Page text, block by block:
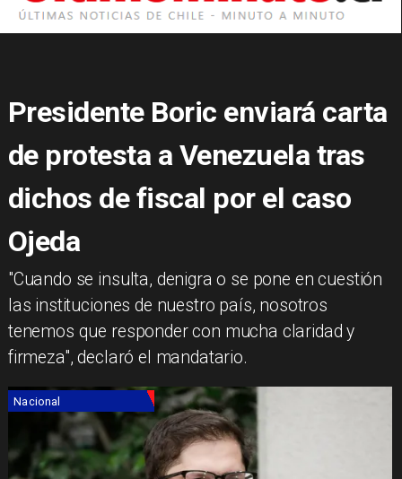
Presidente Boric enviará carta
de protesta a Venezuela tras
dichos de fiscal por el caso
Ojeda
​"Cuando se insulta, denigra o se pone en cuestión
las instituciones de nuestro país, nosotros
tenemos que responder con mucha claridad y
firmeza", declaró el mandatario.
Nacional